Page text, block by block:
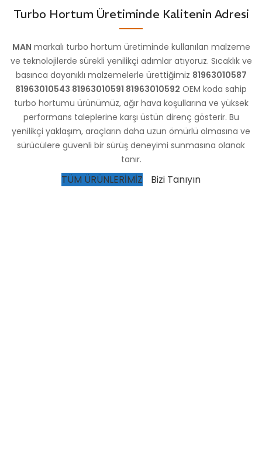
Turbo Hortum Üretiminde Kalitenin Adresi
MAN markalı turbo hortum üretiminde kullanılan malzeme
ve teknolojilerde sürekli yenilikçi adımlar atıyoruz. Sıcaklık ve
basınca dayanıklı malzemelerle ürettiğimiz 81963010587
81963010543 81963010591 81963010592 OEM koda sahip
turbo hortumu ürünümüz, ağır hava koşullarına ve yüksek
performans taleplerine karşı üstün direnç gösterir. Bu
yenilikçi yaklaşım, araçların daha uzun ömürlü olmasına ve
sürücülere güvenli bir sürüş deneyimi sunmasına olanak
tanır.
TÜM ÜRÜNLERİMİZ Bizi Tanıyın